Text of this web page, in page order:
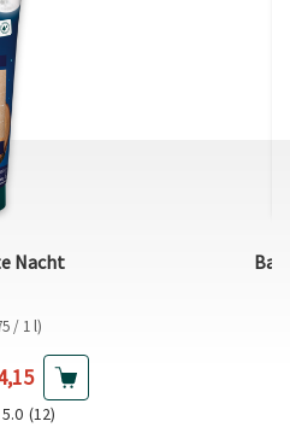
Nacht
/ 1 l)
Preis
5.0 (12)